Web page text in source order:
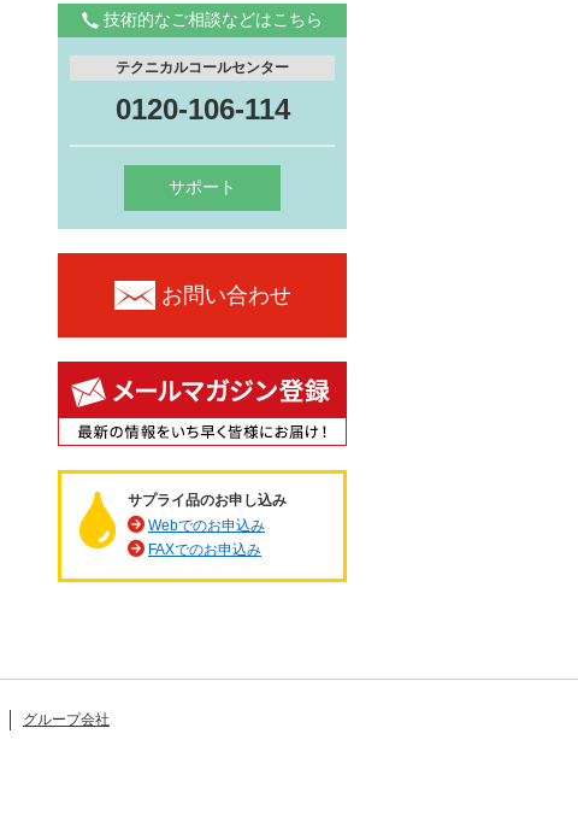
技術的なご相談などはこちら
テクニカルコールセンター
0120-106-114
サポート
お問い合わせ
サプライ品のお申し込み
Webでのお申込み
FAXでのお申込み
グループ会社